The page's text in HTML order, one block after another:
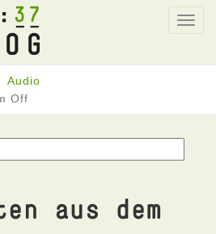
37
Audio
Off
aus dem